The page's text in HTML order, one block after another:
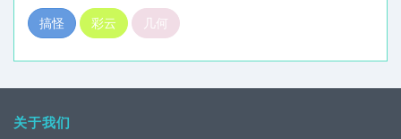
搞怪 彩云 几何
关于我们